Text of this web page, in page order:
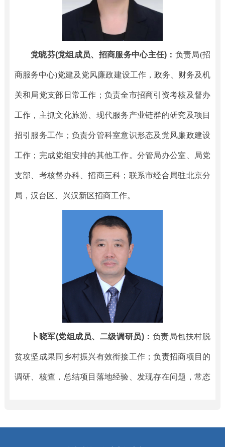
党晓芬(党组成员、招商服务中心主任)： 负责局(招
商服务中心)党建及党风廉政建设工作，政务、财务及机
关和局党支部日常工作；负责全市招商引资考核及督办
工作，主抓文化旅游、现代服务产业链群的研究及项目
招引服务工作；负责分管科室意识形态及党风廉政建设
工作；完成党组安排的其他工作。分管局办公室、局党
支部、考核督办科、招商三科；联系市经合局驻北京分
局，汉台区、兴汉新区招商工作。
卜晓军(党组成员、二级调研员)： 负责局包扶村脱
贫攻坚成果同乡村振兴有效衔接工作；负责招商项目的
调研、核查，总结项目落地经验、发现存在问题，常态